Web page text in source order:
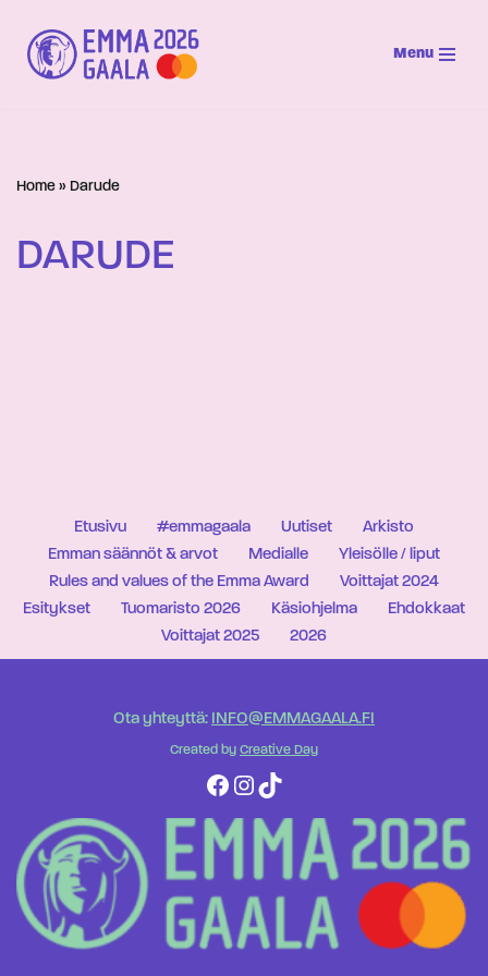
Siirry
suoraan
Menu
Home » Darude
DARUDE
Etusivu #emmagaala Uutiset
Arkisto
Emman säännöt & arvot
Medialle
Yleisölle / liput
Rules and values of the Emma Award
Voittajat 2024
Esitykset
Tuomaristo 2026 Käsiohjelma
Ehdokkaat
Voittajat 2025
2026
Ota yhteyttä: INFO@EMMAGAALA.FI
Created by Creative Day